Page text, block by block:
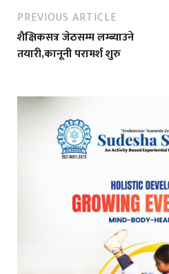
PREVIOUS ARTICLE
शैक्षिकसत्र जेठसम्म लम्ब्याउने
तयारी,कानूनी परामर्श शुरु